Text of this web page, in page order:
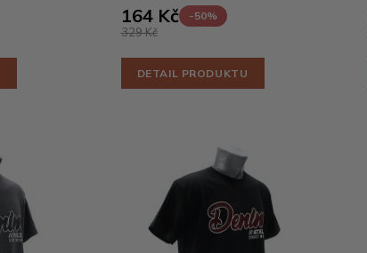
164 Kč -50%
329 Kč
DETAIL PRODUKTU